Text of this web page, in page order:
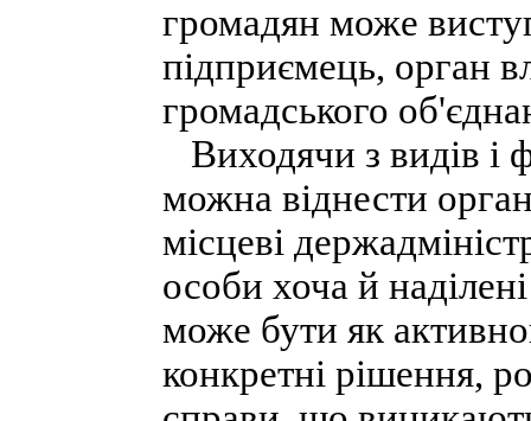
громадян може
підприємець, орган
громадського
Виходячи з видів і
можна віднести
місцеві
особи хоча й
може бути як
конкретні рішення,